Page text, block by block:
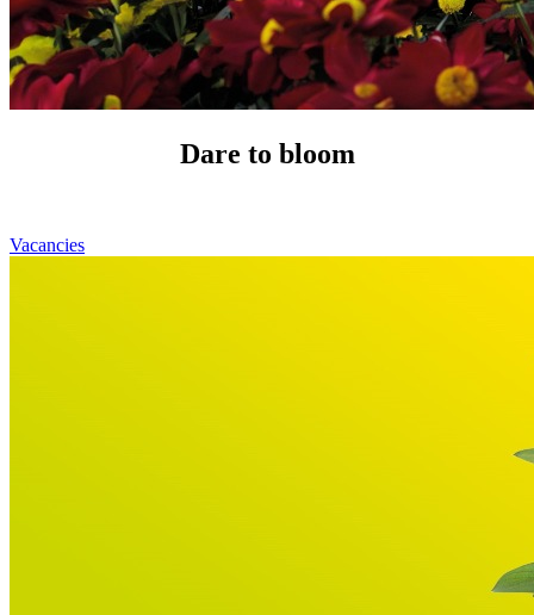
Dare to bloom
Vacancies